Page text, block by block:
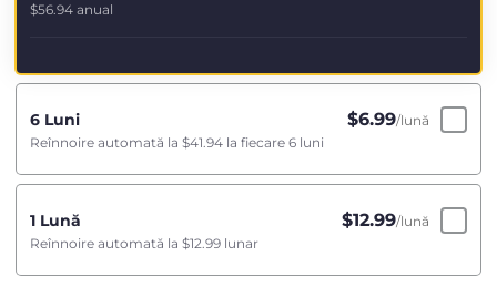
$56.94 anual
6 Luni $6.99/lună
Reînnoire automată la $41.94 la fiecare 6 luni
1 Lună $12.99/lună
Reînnoire automată la $12.99 lunar